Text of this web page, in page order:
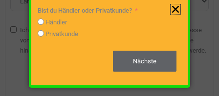
Ich bin damit einverstanden, dass die angegebene E-Mail-Adresse
vom Webseitenbetreiber gespeichert wird, damit ich über diese
hinsichtlich eines unverbindlichen Preisangebots kontaktiert werde.
Bist du Händler oder Privatkunde?
Händler
Privatkunde
Nächste